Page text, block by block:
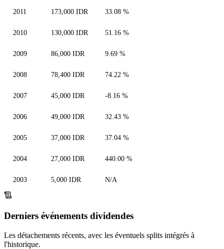
2011 173,000 IDR 33.08 %
2010 130,000 IDR 51.16 %
2009 86,000 IDR 9.69 %
2008 78,400 IDR 74.22 %
2007 45,000 IDR -8.16 %
2006 49,000 IDR 32.43 %
2005 37,000 IDR 37.04 %
2004 27,000 IDR 440.00 %
2003 5,000 IDR N/A
Derniers événements dividendes
Les détachements récents, avec les éventuels splits intégrés à
l'historique.